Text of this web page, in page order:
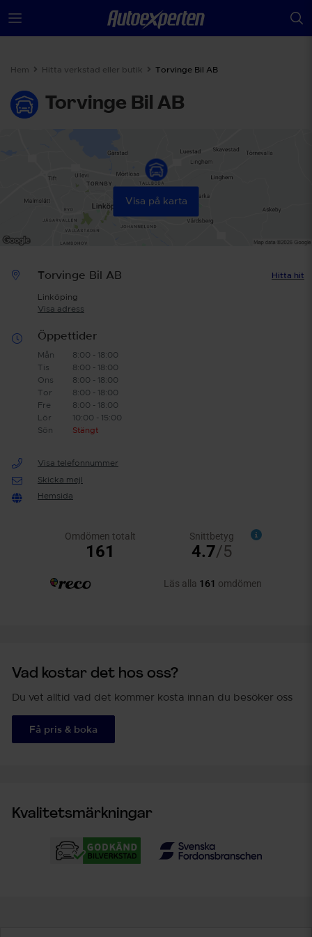
Hem Hitta verkstad eller butik Torvinge Bil AB
Torvinge Bil AB
Visa på karta
Torvinge Bil AB
Linköping
Visa adress
Hitta hit
Öppettider
Mån
8:00 - 18:00
Tis
8:00 - 18:00
Ons
8:00 - 18:00
Tor
8:00 - 18:00
Fre
8:00 - 18:00
Lör
10:00 - 15:00
Sön
Stängt
Visa telefonnummer
Skicka mejl
Hemsida
Vad kostar det hos oss?
Du vet alltid vad det kommer kosta innan du besöker oss
Få pris & boka
Kvalitetsmärkningar